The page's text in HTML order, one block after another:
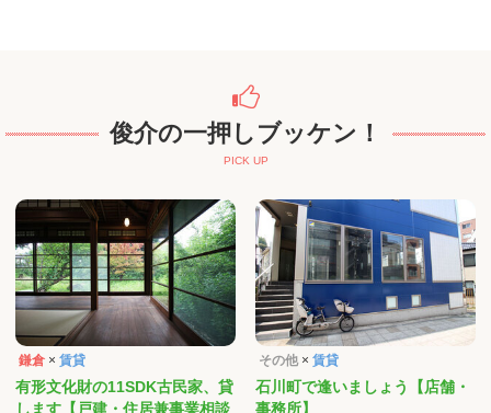
俊介の一押しブッケン！
PICK UP
鎌倉 × 賃貸
有形文化財の11SDK古民家、貸
します【戸建・住居兼事業相談
その他 × 賃貸
石川町で逢いましょう【店舗・
事務所】